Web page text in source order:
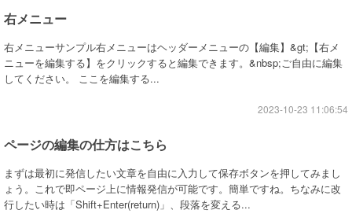
右メニュー
右メニューサンプル右メニューはヘッダーメニューの【編集】&gt;【右メ
ニューを編集する】をクリックすると編集できます。&nbsp;ご自由に編集
してください。 ここを編集する...
2023-10-23 11:06:54
ページの編集の仕方はこちら
まずは最初に発信したい文章を自由に入力して保存ボタンを押してみまし
ょう。これで即ページ上に情報発信が可能です。簡単ですね。ちなみに改
行したい時は「Shift+Enter(return)」、段落を変える...